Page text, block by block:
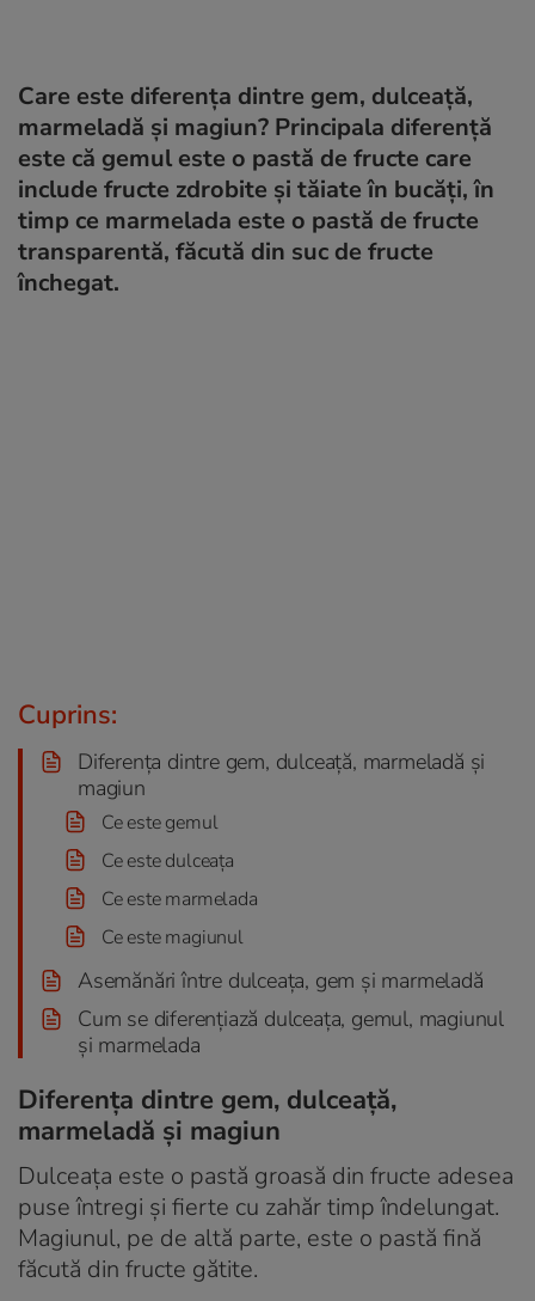
Care este diferența dintre gem, dulceață,
marmeladă și magiun? Principala diferență
este că gemul este o pastă de fructe care
include fructe zdrobite și tăiate în bucăți, în
timp ce marmelada este o pastă de fructe
transparentă, făcută din suc de fructe
închegat.
Cuprins:
Diferența dintre gem, dulceață, marmeladă și
magiun
Ce este gemul
Ce este dulceața
Ce este marmelada
Ce este magiunul
Asemănări între dulceața, gem și marmeladă
Cum se diferențiază dulceața, gemul, magiunul
și marmelada
Diferența dintre gem, dulceață,
marmeladă și magiun
Dulceața este o pastă groasă din fructe adesea
puse întregi și fierte cu zahăr timp îndelungat.
Magiunul, pe de altă parte, este o pastă fină
făcută din fructe gătite.